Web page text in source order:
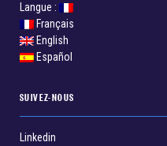
Langue :
Français
English
Español
SUIVEZ-NOUS
Linkedin